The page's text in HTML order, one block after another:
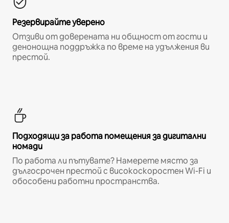
Резервирайте уверено
Отзиви от доверената ни общност от гости и
денонощна поддръжка по време на удължения ви
престой.
Подходящи за работа помещения за дигитални
номади
По работа ли пътувате? Намерете място за
дългосрочен престой с високоскоростен Wi-Fi и
обособени работни пространства.